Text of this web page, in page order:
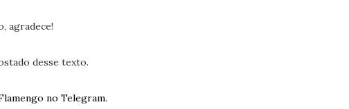
agradece!
desse texto.
no Telegram.